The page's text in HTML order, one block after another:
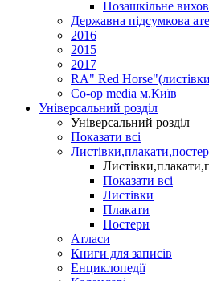
Позашкільне
Державна підсумкова
2016
2015
2017
RA" Red
Co-op media м.Київ
Універсальний розділ
Універсальний розділ
Показати всі
Показати всі
Листівки
Плакати
Постери
Атласи
Книги для записів
Енциклопедії